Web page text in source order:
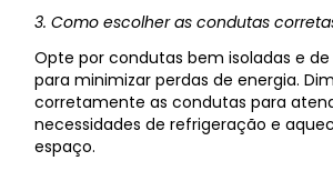
3. Como escolher as condutas
Opte por condutas bem isoladas e
para minimizar perdas de energia.
corretamente as condutas para
necessidades de refrigeração e
espaço.